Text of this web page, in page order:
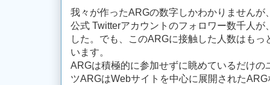
我々が作ったARGの数字しかわかりませんが
公式 Twitterアカウントのフォロワー数千人
した。でも、このARGに接触した人数はも
います。
ARGは積極的に参加せずに眺めているだけの
ツARGはWebサイトを中心に展開された